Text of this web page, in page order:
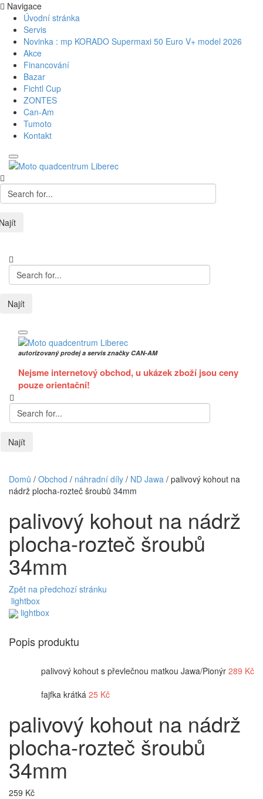
Navigace
Úvodní stránka
Servis
Novinka : mp KORADO Supermaxi 50 Euro V+ model 2026
Akce
Financování
Bazar
Fichtl Cup
ZONTES
Can-Am
Tumoto
Kontakt
Najít
autorizovaný prodej a servis značky CAN-AM
Nejsme internetový obchod, u ukázek zboží jsou ceny
pouze orientační!
Najít
Domů / Obchod / náhradní díly / ND Jawa / palivový kohout na
nádrž plocha-rozteč šroubů 34mm
palivový kohout na nádrž
plocha-rozteč šroubů
34mm
Zpět na předchozí stránku
lightbox
lightbox
Popis produktu
palivový kohout s převlečnou matkou Jawa/Pionýr 289 Kč
fajfka krátká 25 Kč
palivový kohout na nádrž
plocha-rozteč šroubů
34mm
259 Kč